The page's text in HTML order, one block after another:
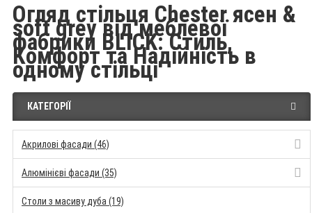
Огляд стільця Chester ясен &
soft grey від меблевої
фабрики BLICK: Стиль,
Комфорт та Надійність в
одному стільці
КАТЕГОРІЇ
Акрилові фасади (46)
Алюмінієві фасади (35)
Столи з масиву дуба (19)